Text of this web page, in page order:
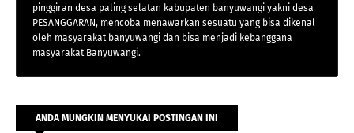
pinggiran desa paling selatan kabupaten banyuwangi yakni desa
PESANGGARAN, mencoba menawarkan sesuatu yang bisa dikenal
oleh masyarakat banyuwangi dan bisa menjadi kebanggana
masyarakat Banyuwangi.
ANDA MUNGKIN MENYUKAI POSTINGAN INI